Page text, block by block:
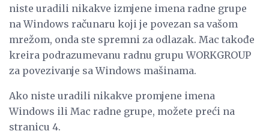
niste uradili nikakve izmjene imena radne grupe
na Windows računaru koji je povezan sa vašom
mrežom, onda ste spremni za odlazak. Mac takođe
kreira podrazumevanu radnu grupu WORKGROUP
za povezivanje sa Windows mašinama.
Ako niste uradili nikakve promjene imena
Windows ili Mac radne grupe, možete preći na
stranicu 4.